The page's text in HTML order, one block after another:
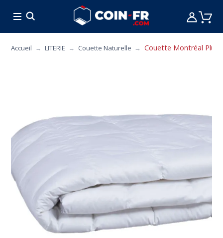
CUISINE MOBILIER
Accueil LITERIE Couette Naturelle Couette Montréal Plus